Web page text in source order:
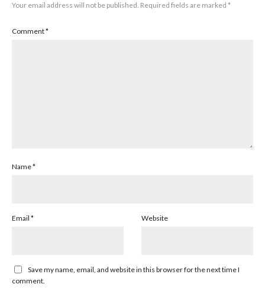
Your email address will not be published. Required fields are marked *
Comment*
Name*
Email * Website
Save my name, email, and website in this browser for the next time I
comment.